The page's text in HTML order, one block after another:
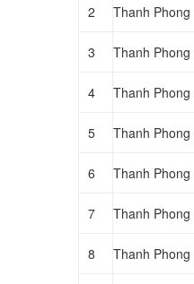
2 Thanh
3 Thanh
4 Thanh
5 Thanh
6 Thanh
7 Thanh
8 Thanh